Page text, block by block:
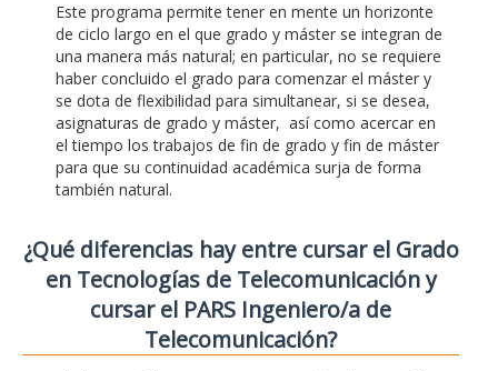
Este programa permite tener en mente un horizonte
de ciclo largo en el que grado y máster se integran de
una manera más natural; en particular, no se requiere
haber concluido el grado para comenzar el máster y
se dota de flexibilidad para simultanear, si se desea,
asignaturas de grado y máster, así como acercar en
el tiempo los trabajos de fin de grado y fin de máster
para que su continuidad académica surja de forma
también natural.
¿Qué diferencias hay entre cursar el Grado
en Tecnologías de Telecomunicación y
cursar el PARS Ingeniero/a de
Telecomunicación?